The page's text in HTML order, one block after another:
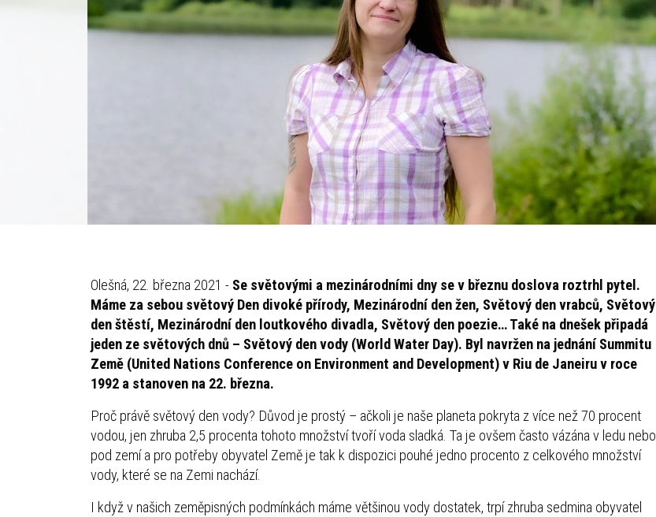
Olešná, 22. března 2021 - Se světovými a mezinárodními dny se v březnu doslova roztrhl pytel.
Máme za sebou světový Den divoké přírody, Mezinárodní den žen, Světový den vrabců, Světový
den štěstí, Mezinárodní den loutkového divadla, Světový den poezie… Také na dnešek připadá
jeden ze světových dnů – Světový den vody (World Water Day). Byl navržen na jednání Summitu
Země (United Nations Conference on Environment and Development) v Riu de Janeiru v roce
1992 a stanoven na 22. března.
Proč právě světový den vody? Důvod je prostý – ačkoli je naše planeta pokryta z více než 70 procent
vodou, jen zhruba 2,5 procenta tohoto množství tvoří voda sladká. Ta je ovšem často vázána v ledu nebo
pod zemí a pro potřeby obyvatel Země je tak k dispozici pouhé jedno procento z celkového množství
vody, které se na Zemi nachází.
I když v našich zeměpisných podmínkách máme většinou vody dostatek, trpí zhruba sedmina obyvatel